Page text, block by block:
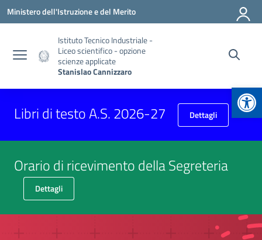
Vai ai contenuti
Vai al menu di navigazione
Vai al footer
Ministero dell'Istruzione e del Merito
Istituto Tecnico Industriale -
Liceo scientifico - opzione
scienze applicate
Stanislao Cannizzaro
Libri di testo A.S. 2026-27 Dettagli
Orario di ricevimento della Segreteria
Dettagli